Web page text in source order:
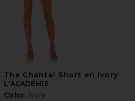
The Chantal Short en Ivory
L'ACADEMIE
Color: Ivory